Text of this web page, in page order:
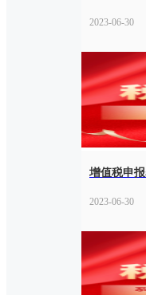
2023-06-30
增值税申
2023-06-30